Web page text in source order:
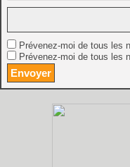
Prévenez-moi de tous les
Prévenez-moi de tous les